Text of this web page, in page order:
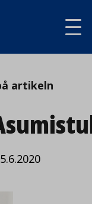
artikeln